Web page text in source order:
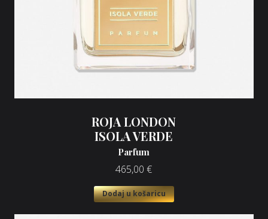
ROJA LONDON
ISOLA VERDE
Parfum
465,00 €
Dodaj u košaricu